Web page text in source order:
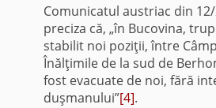
Comunicatul austriac din
preciza că, „în Bucovina,
stabilit noi poziţii, între
Înălţimile de la sud de
fost evacuate de noi, fără
duşmanului”[4].